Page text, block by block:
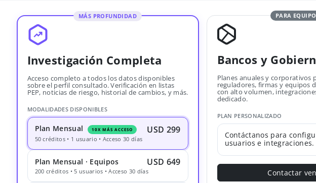
MÁS PROFUNDIDAD
Investigación Completa
Acceso completo a todos los datos disponibles
sobre el perfil consultado. Verificación en listas
PEP, noticias de riesgo, historial de cambios, y más.
MODALIDADES DISPONIBLES
Plan Mensual 10X MÁS ACCESO USD 299
50 créditos • 1 usuario • Acceso 30 días
Plan Mensual · Equipos USD 649
200 créditos • 5 usuarios • Acceso 30 días
PARA
Bancos y
Planes anuales y corporativos
reguladores, firmas y equipos
con alto volumen,
dedicado.
PLAN PERSONALIZADO
Contáctanos para
usuarios e integraciones.
Contactar